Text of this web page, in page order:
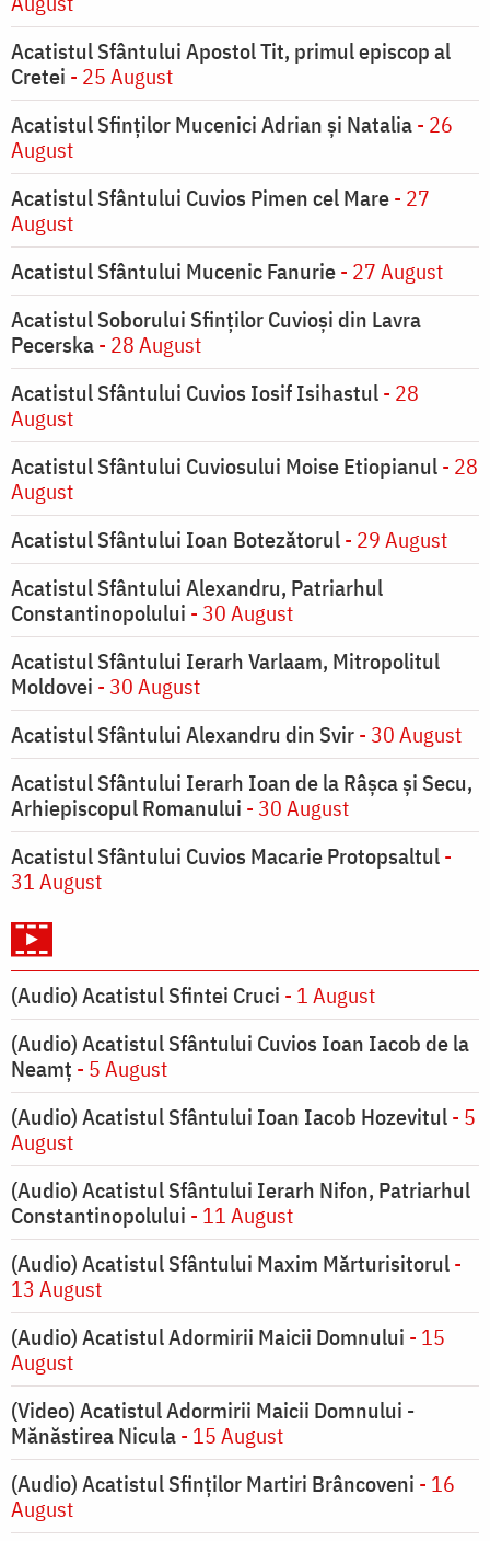
Acatistul Sfântului Apostol Tit, primul episcop al
Cretei - 25 August
Acatistul Sfinților Mucenici Adrian și Natalia- 26
August
Acatistul Sfântului Cuvios Pimen cel Mare- 27
August
Acatistul Sfântului Mucenic Fanurie- 27 August
Acatistul Soborului Sfinților Cuvioși din Lavra
Pecerska- 28 August
Acatistul Sfântului Cuvios Iosif Isihastul- 28
August
Acatistul Sfântului Cuviosului Moise Etiopianul- 28
August
Acatistul Sfântului Ioan Botezătorul- 29 August
Acatistul Sfântului Alexandru, Patriarhul
Constantinopolului - 30 August
Acatistul Sfântului Ierarh Varlaam, Mitropolitul
Moldovei - 30 August
Acatistul Sfântului Alexandru din Svir- 30 August
Acatistul Sfântului Ierarh Ioan de la Râşca şi Secu,
Arhiepiscopul Romanului - 30 August
Acatistul Sfântului Cuvios Macarie Protopsaltul-
31 August
(Audio) Acatistul Sfintei Cruci - 1 August
(Audio) Acatistul Sfântului Cuvios Ioan Iacob de la
Neamț - 5 August
(Audio) Acatistul Sfântului Ioan Iacob Hozevitul- 5
August
(Audio) Acatistul Sfântului Ierarh Nifon, Patriarhul
Constantinopolului - 11 August
(Audio) Acatistul Sfântului Maxim Mărturisitorul-
13 August
(Audio) Acatistul Adormirii Maicii Domnului - 15
August
(Video) Acatistul Adormirii Maicii Domnului -
Mănăstirea Nicula- 15 August
(Audio) Acatistul Sfinților Martiri Brâncoveni - 16
August